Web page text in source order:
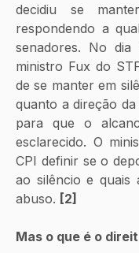
decidiu se
respondendo a
senadores. No
ministro Fux do
de se manter em
quanto a direção
para que o
esclarecido. O
CPI definir se o
ao silêncio e quais
abuso. [2]
Mas o que é o